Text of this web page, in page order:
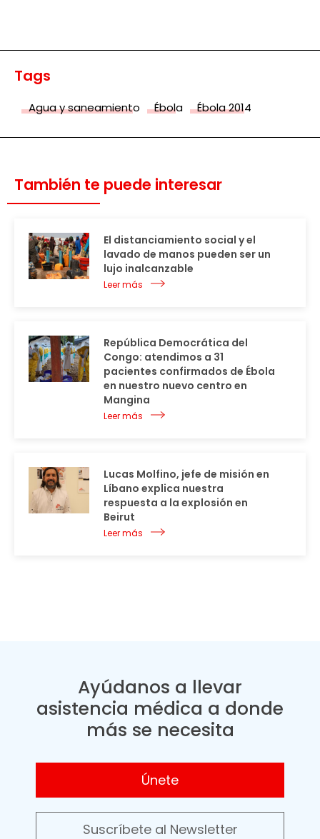
Tags
Agua y saneamiento Ébola Ébola 2014
También te puede interesar
El distanciamiento social y el
lavado de manos pueden ser un
lujo inalcanzable
Leer más
República Democrática del
Congo: atendimos a 31
pacientes confirmados de Ébola
en nuestro nuevo centro en
Mangina
Leer más
Lucas Molfino, jefe de misión en
Líbano explica nuestra
respuesta a la explosión en
Beirut
Leer más
Ayúdanos a llevar
asistencia médica a donde
más se necesita
Únete
Suscríbete al Newsletter